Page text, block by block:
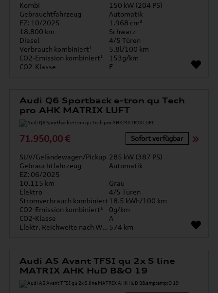
Kombi
150 kW (204 PS)
Gebrauchtfahrzeug
Automatik
EZ: 10/2025
1.968 cm³
18.800 km
Schwarz
Diesel
4/5 Türen
Verbrauch kombiniert¹
5.8l/100 km
CO2-Emission kombiniert¹
153g/km
CO2-Klasse
E
Audi Q6 Sportback e-tron qu Tech
pro AHK MATRIX LUFT
71.950,00 € Sofort verfügbar
SUV/Geländewagen/Pickup 285 kW (387 PS)
Gebrauchtfahrzeug
Automatik
EZ: 06/2025
10.115 km
Grau
Elektro
4/5 Türen
Stromverbrauch kombiniert 18.5 kWh/100 km
CO2-Emission kombiniert¹
0g/km
CO2-Klasse
A
Elektr. Reichweite nach WLTP* 574 km
Audi A5 Avant TFSI qu 2x S line
MATRIX AHK HuD B&O 19